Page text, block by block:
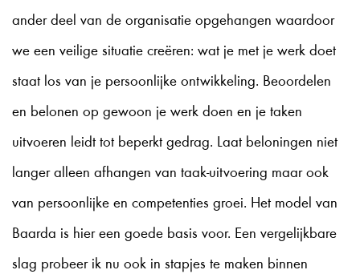
ander deel van de organisatie opgehangen waardoor
we een veilige situatie creëren: wat je met je werk doet
staat los van je persoonlijke ontwikkeling. Beoordelen
en belonen op gewoon je werk doen en je taken
uitvoeren leidt tot beperkt gedrag. Laat beloningen niet
langer alleen afhangen van taak-uitvoering maar ook
van persoonlijke en competenties groei. Het model van
Baarda is hier een goede basis voor. Een vergelijkbare
slag probeer ik nu ook in stapjes te maken binnen